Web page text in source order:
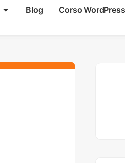
Blog Corso WordPress